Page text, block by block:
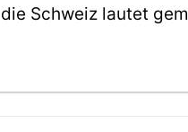
Schweiz lautet